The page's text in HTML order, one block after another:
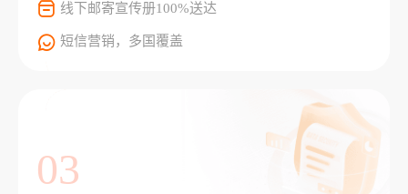
线下邮寄宣传册100%送达
短信营销，多国覆盖
03